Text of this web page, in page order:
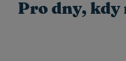
Pro dny,